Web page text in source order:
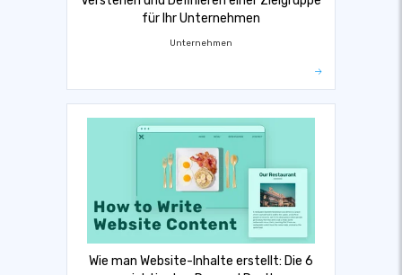
für Ihr Unternehmen
Unternehmen
Wie man Website-Inhalte erstellt: Die 6